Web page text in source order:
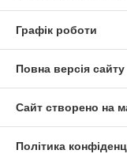
Графік роботи
Повна версія сайту
Сайт створено на
Політика